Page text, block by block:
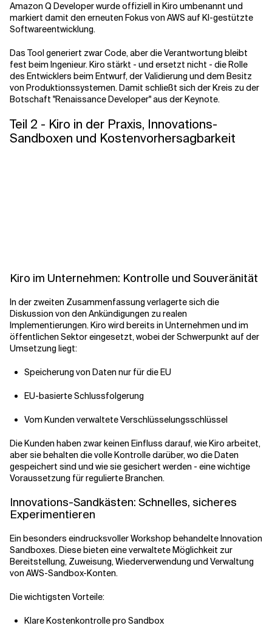
Amazon Q Developer wurde offiziell in Kiro umbenannt und
markiert damit den erneuten Fokus von AWS auf KI-gestützte
Softwareentwicklung.
Das Tool generiert zwar Code, aber die Verantwortung bleibt
fest beim Ingenieur. Kiro stärkt - und ersetzt nicht - die Rolle
des Entwicklers beim Entwurf, der Validierung und dem Besitz
von Produktionssystemen. Damit schließt sich der Kreis zu der
Botschaft "Renaissance Developer" aus der Keynote.
Teil 2 - Kiro in der Praxis, Innovations-
Sandboxen und Kostenvorhersagbarkeit
Kiro im Unternehmen: Kontrolle und Souveränität
In der zweiten Zusammenfassung verlagerte sich die
Diskussion von den Ankündigungen zu realen
Implementierungen. Kiro wird bereits in Unternehmen und im
öffentlichen Sektor eingesetzt, wobei der Schwerpunkt auf der
Umsetzung liegt:
Speicherung von Daten nur für die EU
EU-basierte Schlussfolgerung
Vom Kunden verwaltete Verschlüsselungsschlüssel
Die Kunden haben zwar keinen Einfluss darauf, wie Kiro arbeitet,
aber sie behalten die volle Kontrolle darüber, wo die Daten
gespeichert sind und wie sie gesichert werden - eine wichtige
Voraussetzung für regulierte Branchen.
Innovations-Sandkästen: Schnelles, sicheres
Experimentieren
Ein besonders eindrucksvoller Workshop behandelte Innovation
Sandboxes. Diese bieten eine verwaltete Möglichkeit zur
Bereitstellung, Zuweisung, Wiederverwendung und Verwaltung
von AWS-Sandbox-Konten.
Die wichtigsten Vorteile:
Klare Kostenkontrolle pro Sandbox